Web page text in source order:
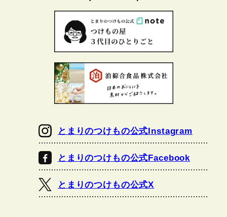
とまりのつけもの公式Instagram
とまりのつけもの公式Facebook
とまりのつけもの公式X